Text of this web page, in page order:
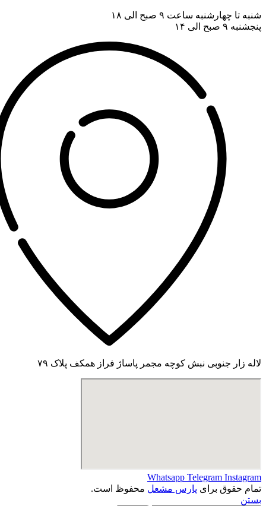
شنبه تا چهارشنبه ساعت ۹ صبح الی ۱۸
پنجشنبه ۹ صبح الی ۱۴
لاله زار جنوبی نبش کوچه مجمر پاساژ فراز همکف پلاک ۷۹
Whatsapp Telegram Instagram
تمام حقوق برای پارس مشعل محفوظ است.
بستن